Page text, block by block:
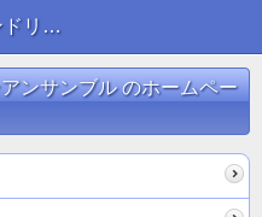
青山忠マンドリンアンサンブルコンサート | ブログ
ンサンブル のホームペー